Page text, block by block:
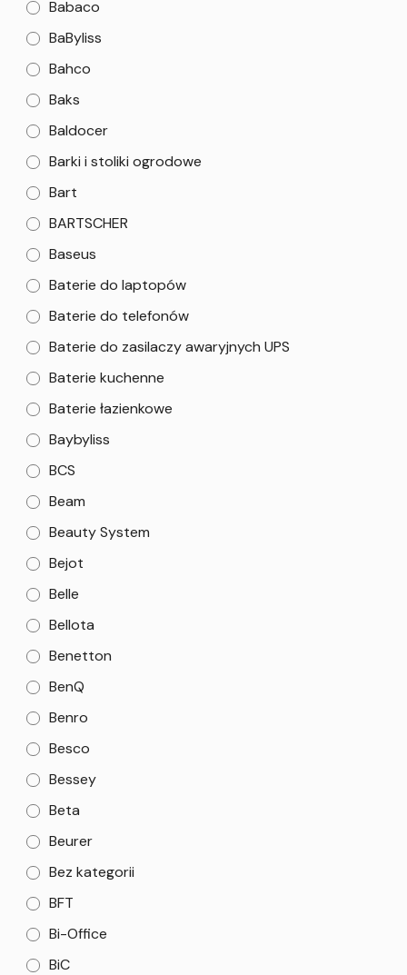
Babaco
BaByliss
Bahco
Baks
Baldocer
Barki i stoliki ogrodowe
Bart
BARTSCHER
Baseus
Baterie do laptopów
Baterie do telefonów
Baterie do zasilaczy awaryjnych UPS
Baterie kuchenne
Baterie łazienkowe
Baybyliss
BCS
Beam
Beauty System
Bejot
Belle
Bellota
Benetton
BenQ
Benro
Besco
Bessey
Beta
Beurer
Bez kategorii
BFT
Bi-Office
BiC